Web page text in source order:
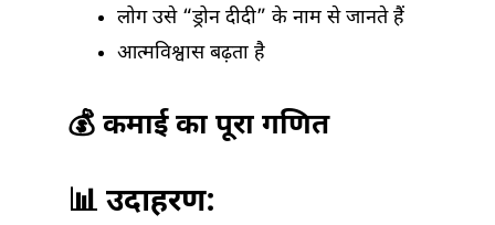
लोग उसे “ड्रोन दीदी” के नाम से जानते हैं
आत्मविश्वास बढ़ता है
💰 कमाई का पूरा गणित
📊 उदाहरण: